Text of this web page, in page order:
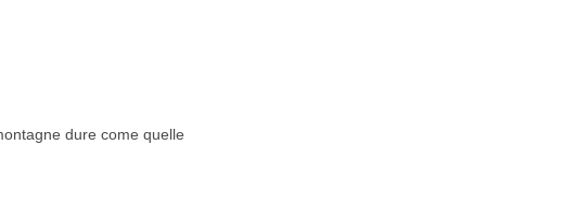
dure come quelle